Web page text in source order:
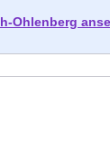
Ohlenberg